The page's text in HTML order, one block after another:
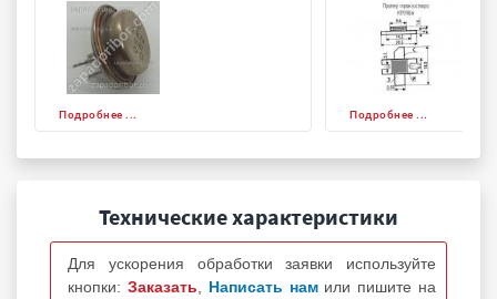
Подробнее ... Подробнее ...
Технические характеристики
Для ускорения обработки заявки используйте
кнопки: Заказать Написать нам или пишите на